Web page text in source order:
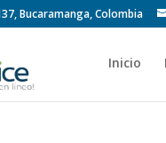
Bucaramanga, Colombia
Inicio